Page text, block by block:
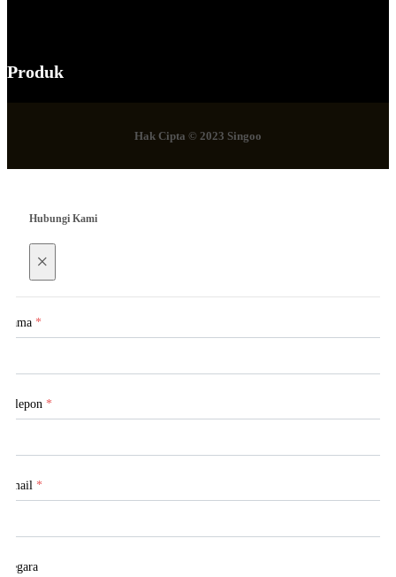
Produk
Hak Cipta © 2023 Singoo
Hubungi Kami
×
Nama *
Telepon *
Email *
Negara